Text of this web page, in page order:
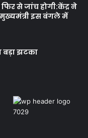
से जांच होगी:केंद्र ने
मुख्यमंत्री इस बंगले में
बड़ा झटका